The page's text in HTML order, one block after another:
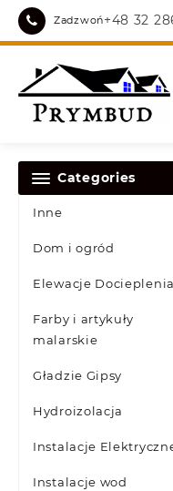
Skip
content
Zadzwoń+48 32
Categories
Inne
Dom i ogród
Elewacje Docieplenia
Farby i artykuły
malarskie
Gładzie Gipsy
Hydroizolacja
Instalacje
Instalacje wod